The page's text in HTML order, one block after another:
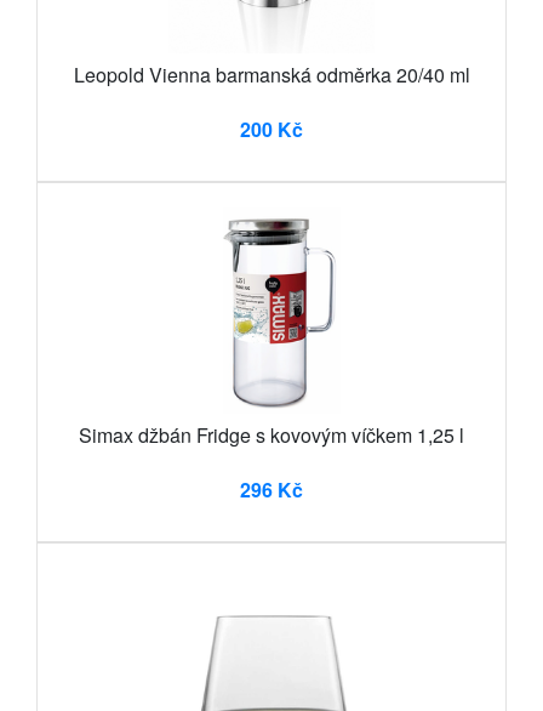
Leopold Vienna barmanská odměrka 20/40 ml
200 Kč
Simax džbán Fridge s kovovým víčkem 1,25 l
296 Kč